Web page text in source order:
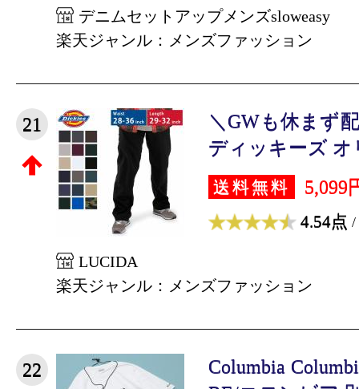
デニムセットアップメンズsloweasy
楽天ジャンル：メンズファッション
21
＼GWも休まず
ディッキーズ オ
送料無料 5,099
4.54点 /
LUCIDA
楽天ジャンル：メンズファッション
22
Columbia